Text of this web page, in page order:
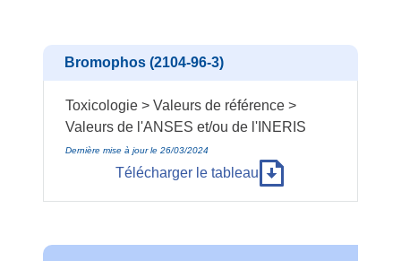
Bromophos (2104-96-3)
Toxicologie > Valeurs de référence >
Valeurs de l'ANSES et/ou de l'INERIS
Dernière mise à jour le 26/03/2024
Télécharger le tableau